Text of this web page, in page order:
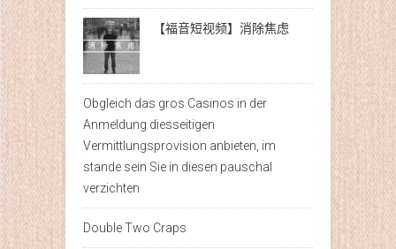
【福音短视频】消除焦虑
Obgleich das gros Casinos in der
Anmeldung diesseitigen
Vermittlungsprovision anbieten, im
stande sein Sie in diesen pauschal
verzichten
Double Two Craps